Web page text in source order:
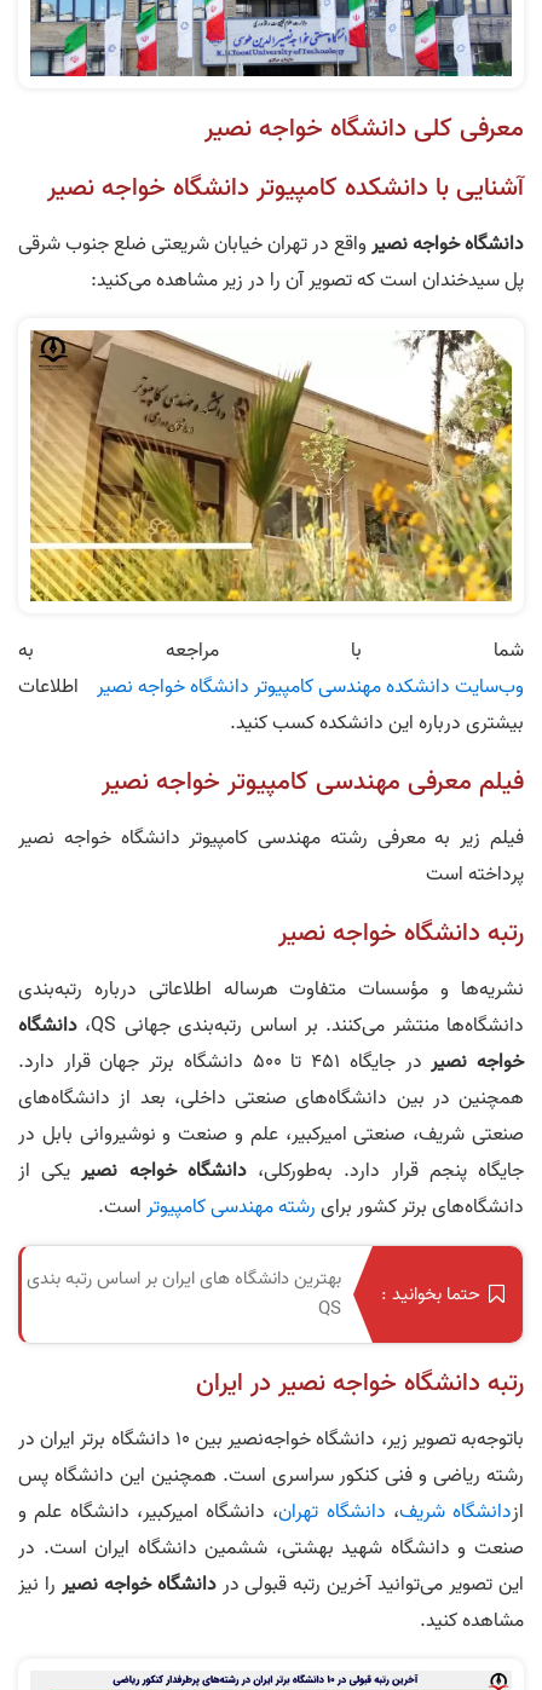
معرفی کلی دانشگاه خواجه نصیر
آشنایی با دانشکده کامپیوتر دانشگاه خواجه‌ نصیر
دانشگاه خواجه‌ نصیرواقع در تهران خیابان شریعتی ضلع جنوب شرقی
پل سیدخندان است که تصویر آن را در زیر مشاهده می‌کنید:
شما با مراجعه به
وب‌سایت دانشکده مهندسی کامپیوتر دانشگاه خواجه‌ نصیر اطلاعات
بیشتری درباره این دانشکده کسب کنید.
فیلم معرفی مهندسی کامپیوتر خواجه نصیر
فیلم زیر به معرفی رشته مهندسی کامپیوتر دانشگاه خواجه نصیر
پرداخته است
رتبه دانشگاه خواجه‌ نصیر
نشریه‌ها و مؤسسات متفاوت هرساله اطلاعاتی درباره رتبه‌بندی
دانشگاه‌ها منتشر می‌کنند. بر اساس رتبه‌بندی جهانی QS،
دانشگاه
خواجه‌ نصیر
در جایگاه ۴۵۱ تا ۵۰۰ دانشگاه برتر جهان قرار دارد.
همچنین در بین دانشگاه‌های صنعتی داخلی، بعد از دانشگاه‌های
صنعتی شریف، صنعتی امیرکبیر، علم و صنعت و نوشیروانی بابل در
جایگاه پنجم قرار دارد. به‌طورکلی،دانشگاه خواجه‌ نصیریکی از
دانشگاه‌های برتر کشور برایرشته مهندسی کامپیوتراست.
حتما بخوانید :
بهترین دانشگاه های ایران بر اساس رتبه بندی
QS
رتبه دانشگاه خواجه‌ نصیر در ایران
باتوجه‌به تصویر زیر، دانشگاه خواجه‌نصیر بین ۱۰ دانشگاه برتر ایران در
رشته ریاضی و فنی کنکور سراسری است. همچنین این دانشگاه پس
ازدانشگاه شریف، دانشگاه تهران، دانشگاه امیرکبیر، دانشگاه علم و
صنعت و دانشگاه شهید بهشتی، ششمین دانشگاه ایران است. در
این تصویر می‌توانید آخرین رتبه‌ قبولی دردانشگاه خواجه‌ نصیر را نیز
مشاهده کنید.